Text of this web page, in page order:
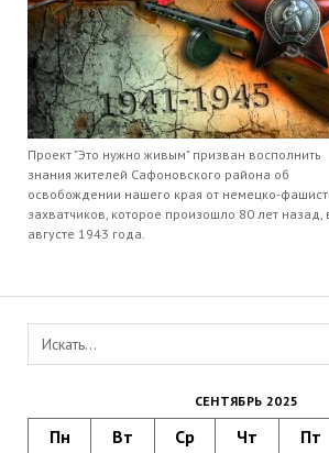
Проект "Это нужно живым" призван восполнить
знания жителей Сафоновского района об
освобождении нашего края от немецко-
захватчиков, которое произошло 80 лет назад,
августе 1943 года.
СЕНТЯБРЬ 2025
Пн Вт Ср Чт Пт